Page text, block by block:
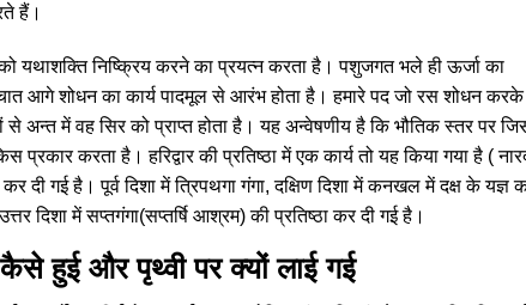
हैं।
यथाशक्ति निष्क्रिय करने का प्रयत्न करता है। पशुजगत भले ही ऊर्जा का
आगे शोधन का कार्य पादमूल से आरंभ होता है। हमारे पद जो रस शोधन करके
अन्त में वह सिर को प्राप्त होता है। यह अन्वेषणीय है कि भौतिक स्तर पर
प्रकार करता है। हरिद्वार की प्रतिष्ठा में एक कार्य तो यह किया गया है (
दी गई है। पूर्व दिशा में त्रिपथगा गंगा, दक्षिण दिशा में कनखल में दक्ष के यज्ञ
दिशा में सप्तगंगा(सप्तर्षि आश्रम) की प्रतिष्ठा कर दी गई है।
कैसे हुई और पृथ्वी पर क्यों लाई गई